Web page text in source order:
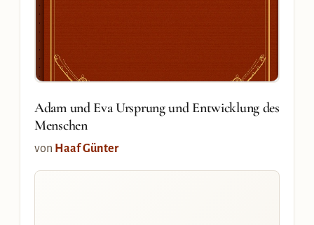
Adam und Eva Ursprung und Entwicklung des
Menschen
von Haaf Günter